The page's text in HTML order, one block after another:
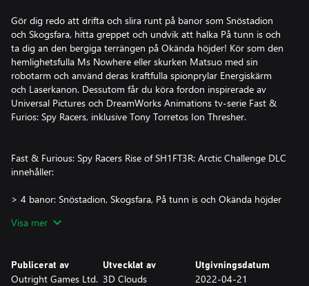
Gör dig redo att drifta och slira runt på banor som Snöstadion
och Skogsfara, hitta greppet och undvik att halka På tunn is och
ta dig an den bergiga terrängen på Okända höjder! Kör som den
hemlighetsfulla Ms Nowhere eller skurken Matsuo med sin
robotarm och använd deras kraftfulla spionprylar Energiskärm
och Laserkanon. Dessutom får du köra fordon inspirerade av
Universal Pictures och DreamWorks Animations tv-serie Fast &
Furios: Spy Racers, inklusive Tony Torretos Ion Thresher.
Fast & Furious: Spy Racers Rise of SH1FT3R: Arctic Challenge DLC
innehåller:
> 4 banor: Snöstadion, Skogsfara, På tunn is och Okända höjder
> 2 spionprylar: Energiskärm och Laserkanon
Visa mer
Publicerat av
Outright Games Ltd.
Utvecklat av
3D Clouds
Utgivningsdatum
2022-04-21